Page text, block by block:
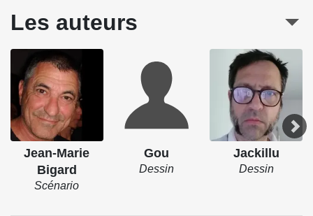
Les auteurs
Jean-Marie
Bigard
Scénario
Gou
Dessin
Jackillu
Dessin